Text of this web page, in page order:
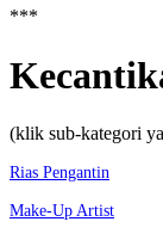
***
(klik sub-kategori
Rias Pengantin
Make-Up Artist